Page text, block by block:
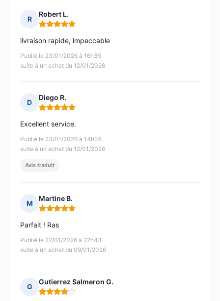
R
Robert L.
Note : 5 sur 5
Publié le 23/01/2026 à 16h35
suite à un achat du 12/01/2026
livraison rapide, impeccable
D
Diego R.
Note : 5 sur 5
Publié le 23/01/2026 à 14h08
suite à un achat du 12/01/2026
Excellent service.
Avis traduit
M
Martine B.
Note : 5 sur 5
Publié le 22/01/2026 à 22h43
suite à un achat du 09/01/2026
Parfait ! Ras
G
Gutierrez Salmeron G.
Note : 4 sur 5